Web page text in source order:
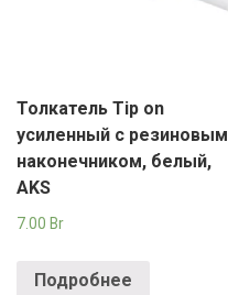
Толкатель Tip on
усиленный с резиновым
наконечником, белый,
AKS
7.00 Br
Подробнее